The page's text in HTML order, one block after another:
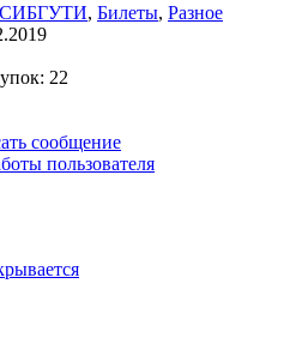
, Билеты, Разное
22
сообщение
пользователя